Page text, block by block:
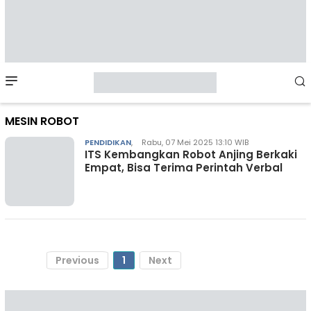
Menu
MESIN ROBOT
PENDIDIKAN, Rabu, 07 Mei 2025 13:10 WIB
ITS Kembangkan Robot Anjing Berkaki
Empat, Bisa Terima Perintah Verbal
Previous 1 Next